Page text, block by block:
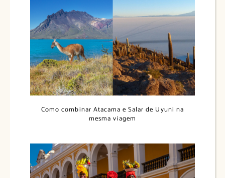
Como combinar Atacama e Salar de Uyuni na
mesma viagem